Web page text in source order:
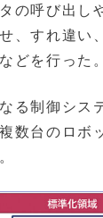
の呼び出し
、すれ違い
どを行った。
る制御シス
数台のロボ